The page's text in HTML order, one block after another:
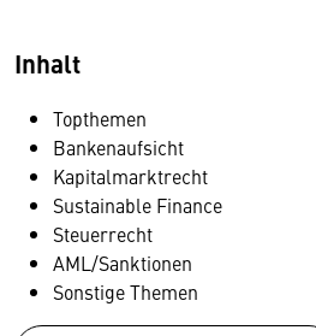
Inhalt
Topthemen
Bankenaufsicht
Kapitalmarktrecht
Sustainable Finance
Steuerrecht
AML/Sanktionen
Sonstige Themen